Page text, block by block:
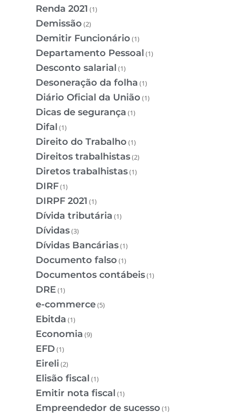
Renda 2021 (1)
Demissão (2)
Demitir Funcionário (1)
Departamento Pessoal (1)
Desconto salarial (1)
Desoneração da folha (1)
Diário Oficial da União (1)
Dicas de segurança (1)
Difal (1)
Direito do Trabalho (1)
Direitos trabalhistas(2)
Diretos trabalhistas(1)
DIRF(1)
DIRPF 2021 (1)
Dívida tributária (1)
Dívidas(3)
Dívidas Bancárias(1)
Documento falso (1)
Documentos contábeis(1)
DRE(1)
e-commerce(5)
Ebitda (1)
Economia (9)
EFD (1)
Eireli (2)
Elisão fiscal (1)
Emitir nota fiscal (1)
Empreendedor de sucesso (1)